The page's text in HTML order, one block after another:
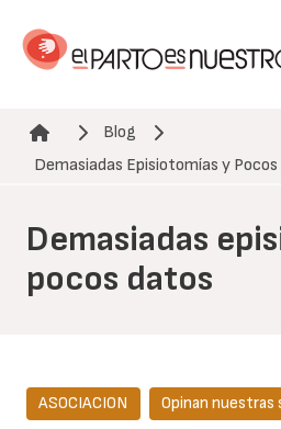
contenido
Ruta de navegación
Blog
Demasiadas Episiotomías y
Demasiadas
pocos datos
ASOCIACION Opinan nuestras